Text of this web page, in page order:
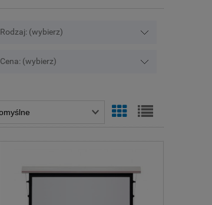
Rodzaj: (wybierz)
Cena: (wybierz)